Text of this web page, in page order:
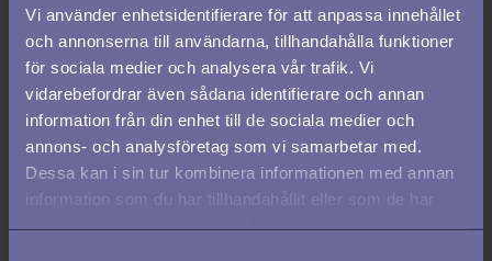
Vi använder enhetsidentifierare för att anpassa innehållet
och annonserna till användarna, tillhandahålla funktioner
för sociala medier och analysera vår trafik. Vi
vidarebefordrar även sådana identifierare och annan
information från din enhet till de sociala medier och
annons- och analysföretag som vi samarbetar med.
Dessa kan i sin tur kombinera informationen med annan
information som du har tillhandahållit eller som de har
jobbar aktivt med att leta upp intressanta kandidater. Här finns
möjlighet att skicka både personliga meddelanden och
massutskick till flera kandidater samtidigt. Ett bra sätt att tipsa
om lediga tjänster eller ta kontakt inför framtiden.
Vill du få fler rekryteringstips och kunna möta den rådande
kompetensbristen? Se vårt webinar om ämnet här: